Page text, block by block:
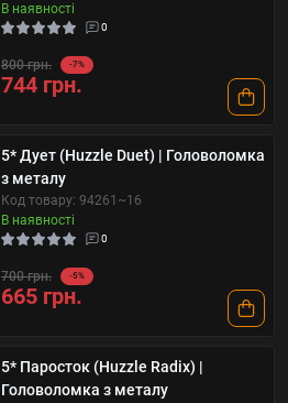
В наявності
0
800 грн. -7%
744 грн.
5* Дует (Huzzle Duet) | Головоломка
з металу
Код товару: 94261~16
В наявності
0
700 грн. -5%
665 грн.
5* Паросток (Huzzle Radix) |
Головоломка з металу